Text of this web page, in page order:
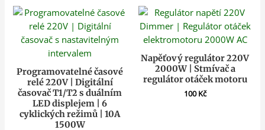
Programovatelné časové
relé 220V | Digitální
časovač T1/T2 s duálním
LED displejem | 6
cyklických režimů | 10A
1500W
Napěťový regulátor 220V
2000W | Stmívač a
regulátor otáček motoru
100Kč